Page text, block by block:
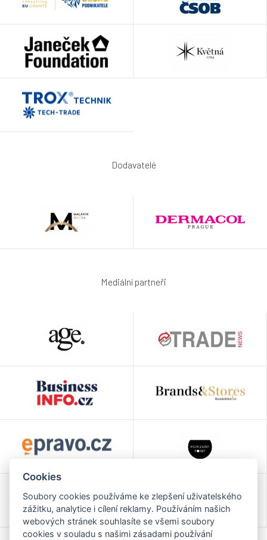
Dodavatelé
Mediální partneři
Cookies
Soubory cookies používáme ke zlepšení uživatelského
zážitku, analytice i cílení reklamy. Používáním našich
webových stránek souhlasíte se všemi soubory
cookies v souladu s našimi zásadami používání